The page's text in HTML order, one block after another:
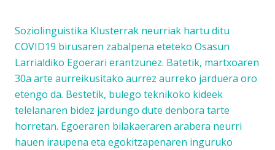
Soziolinguistika Klusterrak neurriak hartu ditu
COVID19 birusaren zabalpena eteteko Osasun
Larrialdiko Egoerari erantzunez. Batetik, martxoaren
30a arte aurreikusitako aurrez aurreko jarduera oro
etengo da. Bestetik, bulego teknikoko kideek
telelanaren bidez jardungo dute denbora tarte
horretan. Egoeraren bilakaeraren arabera neurri
hauen iraupena eta egokitzapenaren inguruko